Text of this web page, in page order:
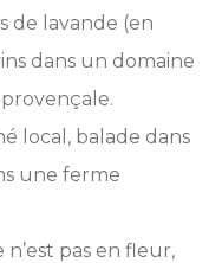
de lavande (en
dans un domaine
local, balade dans
une ferme
pas en fleur,